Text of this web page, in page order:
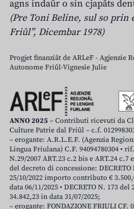
agns indaûr o sin cjapâts
(Pre Toni Beline, sul so prin
Friûl”, Dicembar 1978)
Progjet finanziât de ARLeF - Agjenzie
Autonome Friûl-Vignesie Julie
ANNO 2025 – Contributi ricevuti da
Culture Patrie dal Friûl – c.f.
– erogante: A.R.L.E.F. (Agenzia
Lingua Friulana) C.F. 94094780304 •
N.29/2007 ART.23 c.2 bis e ART.24 c.7
del decreto di concessione: DECRETO
25/10/2022 importo contributo €
data 06/11/2025 • DECRETO N. 173 del
34.842,23 in data 31/07/2025;
– erogante: FONDAZIONE FRIULI CF.